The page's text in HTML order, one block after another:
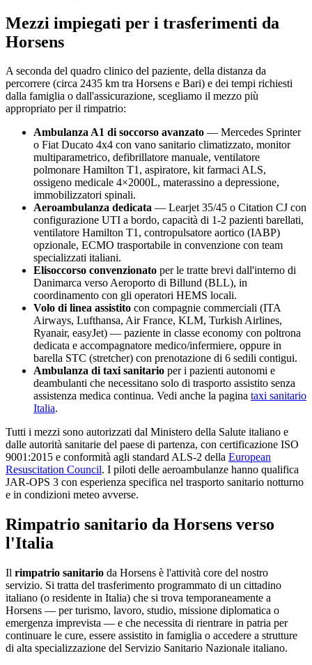
Mezzi impiegati per i trasferimenti da
Horsens
A seconda del quadro clinico del paziente, della distanza da
percorrere (circa 2435 km tra Horsens e Bari) e dei tempi richiesti
dalla famiglia o dall'assicurazione, scegliamo il mezzo più
appropriato per il rimpatrio:
Ambulanza A1 di soccorso avanzato — Mercedes Sprinter
o Fiat Ducato 4x4 con vano sanitario climatizzato, monitor
multiparametrico, defibrillatore manuale, ventilatore
polmonare Hamilton T1, aspiratore, kit farmaci ALS,
ossigeno medicale 4×2000L, materassino a depressione,
immobilizzatori spinali.
Aeroambulanza dedicata — Learjet 35/45 o Citation CJ con
configurazione UTI a bordo, capacità di 1-2 pazienti barellati,
ventilatore Hamilton T1, contropulsatore aortico (IABP)
opzionale, ECMO trasportabile in convenzione con team
specializzati italiani.
Elisoccorso convenzionato per le tratte brevi dall'interno di
Danimarca versoAeroporto di Billund (BLL), in
coordinamento con gli operatori HEMS locali.
Volo di linea assistito con compagnie commerciali (ITA
Airways, Lufthansa, Air France, KLM, Turkish Airlines,
Ryanair, easyJet) — paziente in classe economy con poltrona
dedicata e accompagnatore medico/infermiere, oppure in
barella STC (stretcher) con prenotazione di 6 sedili contigui.
Ambulanza di taxi sanitario per i pazienti autonomi e
deambulanti che necessitano solo di trasporto assistito senza
assistenza medica continua. Vedi anche la pagina taxi sanitario
Italia.
Tutti i mezzi sono autorizzati dal Ministero della Salute italiano e
dalle autorità sanitarie del paese di partenza, con certificazione ISO
9001:2015 e conformità agli standard ALS-2 della European
Resuscitation Council. I piloti delle aeroambulanze hanno qualifica
JAR-OPS 3 con esperienza specifica nel trasporto sanitario notturno
e in condizioni meteo avverse.
Rimpatrio sanitario da Horsens verso
l'Italia
Il rimpatrio sanitario da Horsens è l'attività core del nostro
servizio. Si tratta del trasferimento programmato di un cittadino
italiano (o residente in Italia) che si trova temporaneamente a
Horsens — per turismo, lavoro, studio, missione diplomatica o
emergenza imprevista — e che necessita di rientrare in patria per
continuare le cure, essere assistito in famiglia o accedere a strutture
di alta specializzazione del Servizio Sanitario Nazionale italiano.